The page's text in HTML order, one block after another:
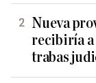
Nueva
recibiría a
trabas